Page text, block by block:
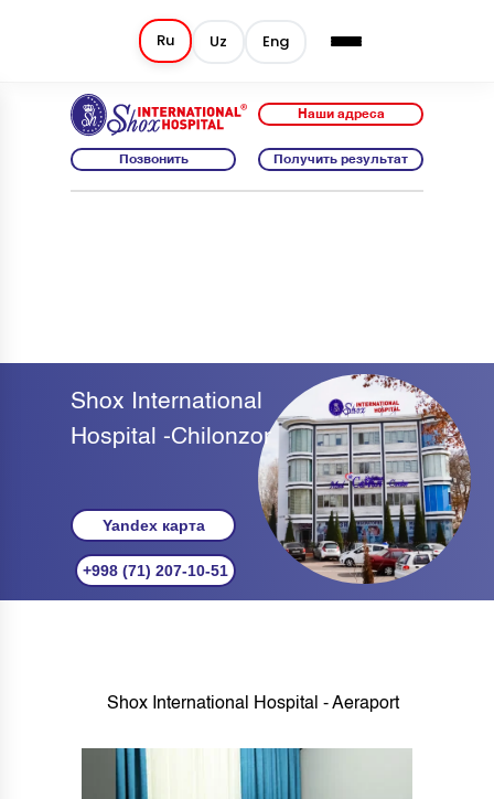
Наши адреса
Получить результат
Позвонить
Ru Uz Eng
Yandex карта
Shox International
Hospital -Chilonzor
+998 (71) 207-10-51
Shox International Hospital - Aeraport